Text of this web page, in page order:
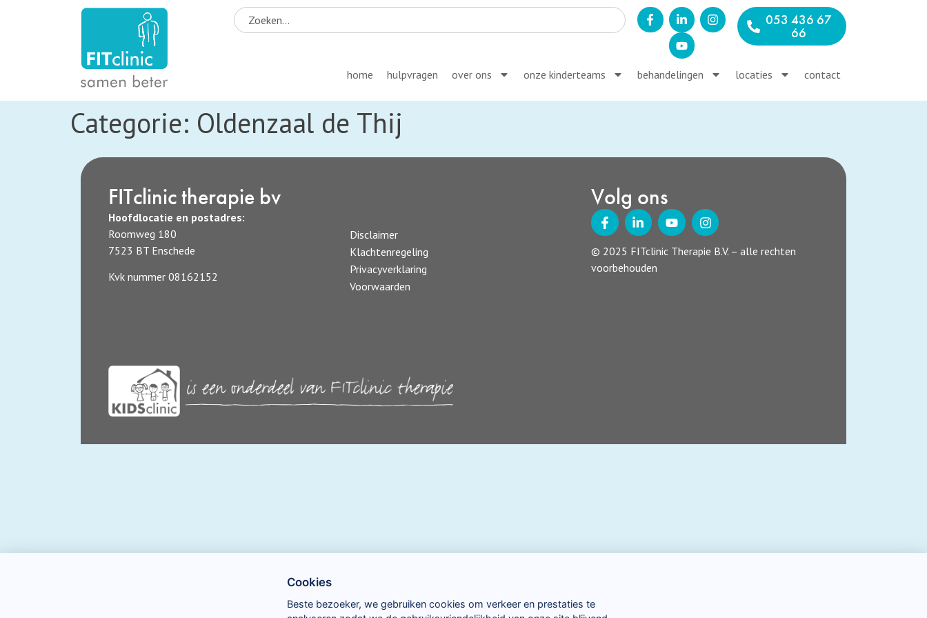
053 436 67
66
home hulpvragen over ons onze kinderteams behandelingen locaties contact
Categorie: Oldenzaal de Thij
FITclinic therapie bv
Hoofdlocatie en postadres:
Roomweg 180
7523 BT Enschede
Kvk nummer 08162152
Disclaimer
Klachtenregeling
Privacyverklaring
Voorwaarden
Volg ons
© 2025 FITclinic Therapie B.V. – alle rechten
voorbehouden
Cookies
Beste bezoeker, we gebruiken cookies om verkeer en prestaties te